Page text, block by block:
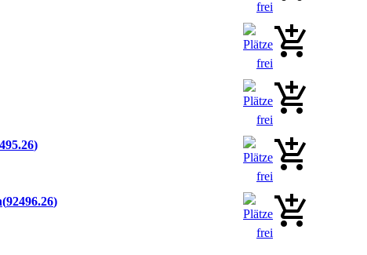
92496.26